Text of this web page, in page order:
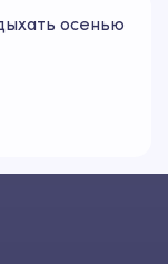
осенью